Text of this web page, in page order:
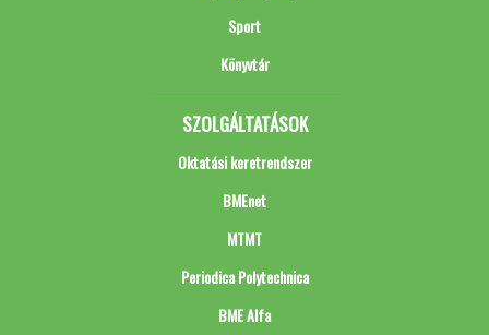
Sport
Könyvtár
SZOLGÁLTATÁSOK
Oktatási keretrendszer
BMEnet
MTMT
Periodica Polytechnica
BME Alfa